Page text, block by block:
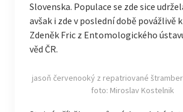
Slovenska. Populace se zde sice
avšak i zde v poslední době povážlivě
Zdeněk Fric z Entomologického
věd ČR.
jasoň červenooký z repatriované
foto: Miroslav Kostelnik